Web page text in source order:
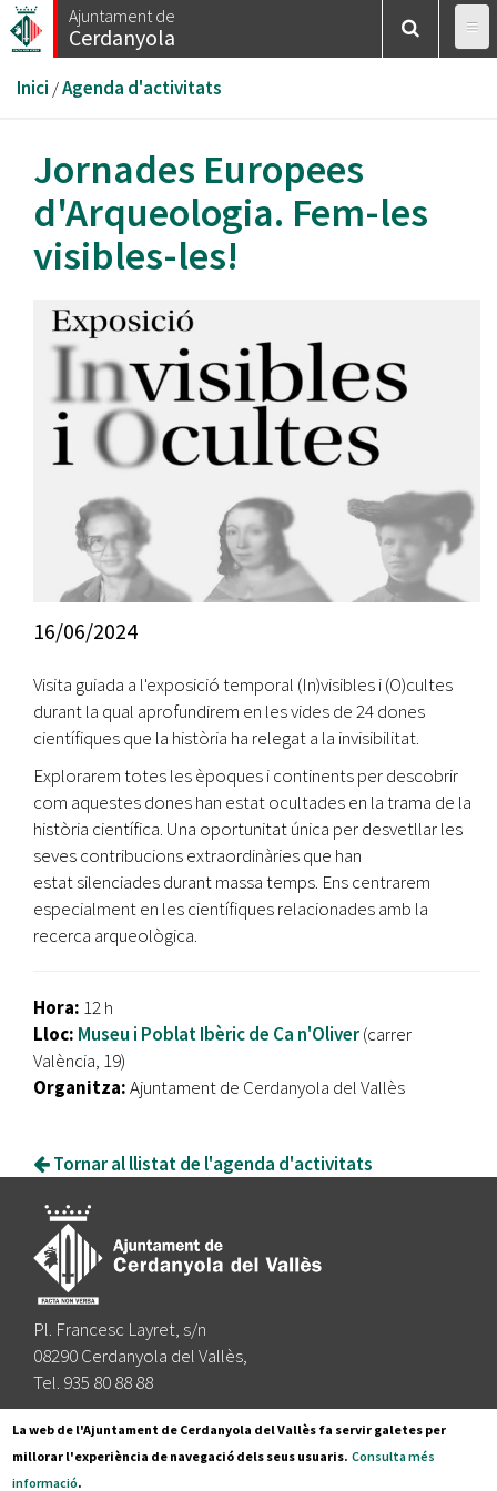
Vés
al
Ajuntament de
Cerdanyola
Esteu
aquí
Inici /Agenda d'activitats
Jornades Europees
d'Arqueologia. Fem-les
visibles-les!
16/06/2024
Visita guiada a l'exposició temporal (In)visibles i (O)cultes
durant la qual aprofundirem en les vides de 24 dones
científiques que la història ha relegat a la invisibilitat.
Explorarem totes les èpoques i continents per descobrir
com aquestes dones han estat ocultades en la trama de la
història científica. Una oportunitat única per desvetllar les
seves contribucions extraordinàries que han
estat silenciades durant massa temps. Ens centrarem
especialment en les científiques relacionades amb la
recerca arqueològica.
Hora: 12 h
Lloc: Museu i Poblat Ibèric de Ca n'Oliver(carrer
València, 19)
Organitza:Ajuntament de Cerdanyola del Vallès
Tornar al llistat de l'agenda d'activitats
Pl. Francesc Layret, s/n
08290 Cerdanyola del Vallès,
Tel. 935 80 88 88
Segueix-nos a:
La web de l'Ajuntament de Cerdanyola del Vallès fa servir galetes per
millorar l'experiència de navegació dels seus usuaris. Consulta més
informació.